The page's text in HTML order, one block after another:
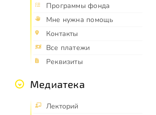
Программы фонда
Мне нужна помощь
Контакты
Все платежи
Реквизиты
Медиатека
Лекторий